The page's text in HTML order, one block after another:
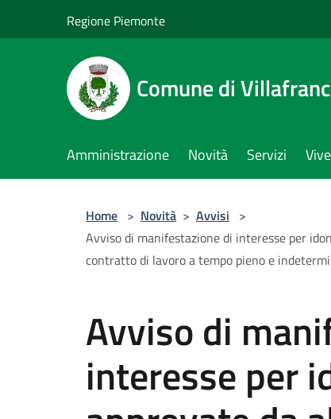
Regione Piemonte
Comune di
Amministrazione Novità Servizi
Home > Novità > Avvisi >
Avviso di manifestazione di interesse per
contratto di lavoro a tempo pieno e
Avviso di
interesse per